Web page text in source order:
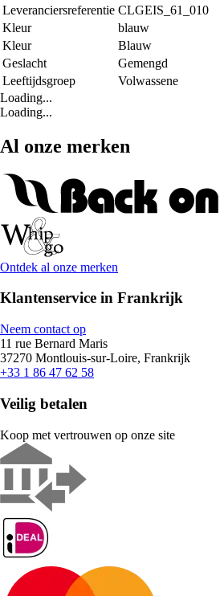
Leveranciersreferentie CLGEIS_61_010
Kleur
blauw
Kleur
Blauw
Geslacht
Gemengd
Leeftijdsgroep
Volwassene
Loading...
Loading...
Al onze merken
Ontdek al onze merken
Klantenservice in Frankrijk
Neem contact op
11 rue Bernard Maris
37270 Montlouis-sur-Loire, Frankrijk
+33 1 86 47 62 58
Veilig betalen
Koop met vertrouwen op onze site